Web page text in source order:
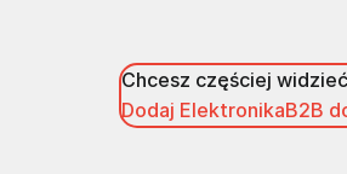
Chcesz częściej
Dodaj ElektronikaB2B